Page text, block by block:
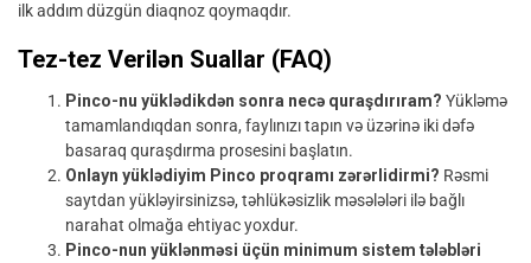
ilk addım düzgün diaqnoz qoymaqdır.
Tez-tez Verilən Suallar (FAQ)
Pinco-nu yüklədikdən sonra necə quraşdırıram? Yükləmə
tamamlandıqdan sonra, faylınızı tapın və üzərinə iki dəfə
basaraq quraşdırma prosesini başlatın.
Onlayn yüklədiyim Pinco proqramı zərərlidirmi? Rəsmi
saytdan yükləyirsinizsə, təhlükəsizlik məsələləri ilə bağlı
narahat olmağa ehtiyac yoxdur.
Pinco-nun yüklənməsi üçün minimum sistem tələbləri